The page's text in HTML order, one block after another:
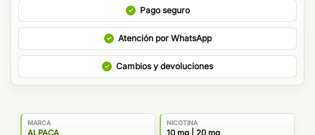
Pago seguro
Atención por WhatsApp
Cambios y devoluciones
MARCA
ALPACA
NICOTINA
10 mg | 20 mg